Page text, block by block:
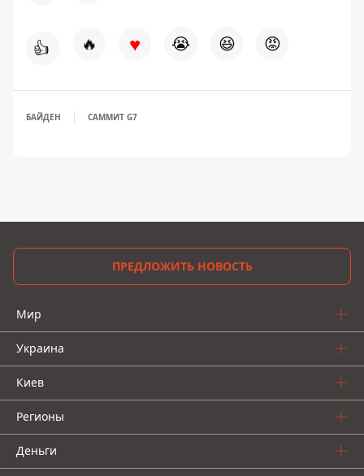
👍 🔥 ♥ 😭 😆 😡
БАЙДЕН САММИТ G7
ПРЕДЛОЖИТЬ НОВОСТЬ
Мир
Украина
Киев
Регионы
Деньги